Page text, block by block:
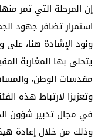
إن المرحلة التي تمر
استمرار تضافر جهود
ونود الإشادة هنا،
يتحلى بها المغاربة
مقدسات الوطن،
وتعزيزا لارتباط هذه
في مجال تدبير شؤون
وذلك من خلال إعادة